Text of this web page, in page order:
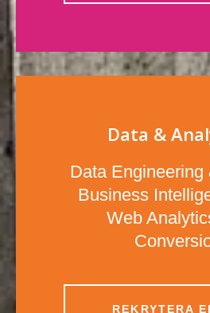
Data &
Data Engineering
Business
Web
REKRYTERA